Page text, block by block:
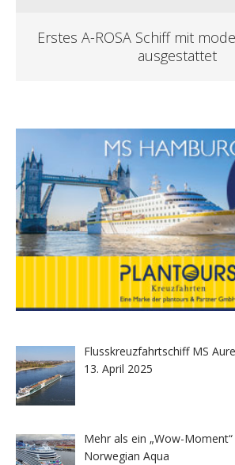
Erstes A-ROSA Schiff mit
ausgestattet
Flusskreuzfahrtschiff MS
13. April 2025
Mehr als ein „Wow-
Norwegian Aqua